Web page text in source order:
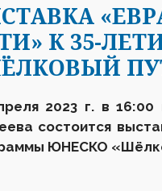
К 35-
2023 г. в 16:00
состоится
ЮНЕСКО